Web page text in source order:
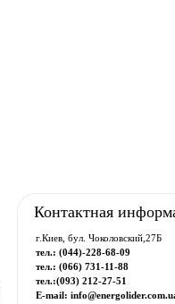
Контактная
г.Киев, бул. Чоколовский,27Б
тел.: (044)-228-68-09
тел.: (066) 731-11-88
тел.:(093) 212-27-51
E-mail: